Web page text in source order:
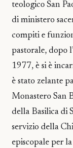
teologico San
di ministero
compiti e
pastorale, dopo
1977, è si è
è stato zelante
Monastero San
della Basilica di
servizio della
episcopale per